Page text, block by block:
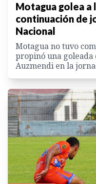
Motagua golea a
continuación de
Nacional
Motagua no tuvo
propinó una
Auzmendi en la